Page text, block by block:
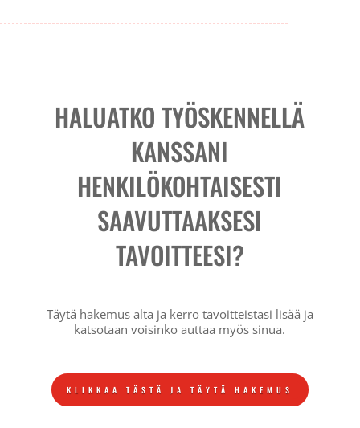
HALUATKO TYÖSKENNELLÄ
KANSSANI
HENKILÖKOHTAISESTI
SAAVUTTAAKSESI
TAVOITTEESI?
Täytä hakemus alta ja kerro tavoitteistasi lisää ja
katsotaan voisinko auttaa myös sinua.
KLIKKAA TÄSTÄ JA TÄYTÄ HAKEMUS